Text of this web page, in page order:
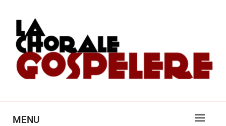
content
LA CHORALE GOSPEL'ÈRE
MENU